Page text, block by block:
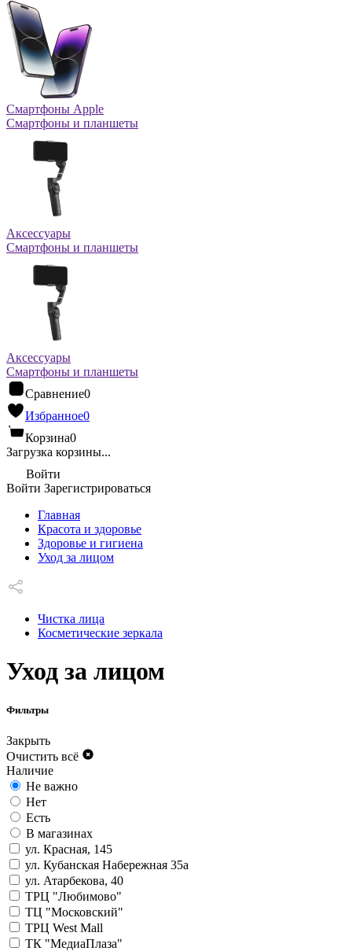
Смартфоны Apple
Смартфоны и планшеты
Аксессуары
Смартфоны и планшеты
Аксессуары
Смартфоны и планшеты
Сравнение0
Избранное0
Корзина0
Загрузка корзины...
Войти
Войти Зарегистрироваться
Главная
Красота и здоровье
Здоровье и гигиена
Уход за лицом
Чистка лица
Косметические зеркала
Уход за лицом
Фильтры
Закрыть
Очистить всё
Наличие
Не важно
Нет
Есть
В магазинах
ул. Красная, 145
ул. Кубанская Набережная 35а
ул. Атарбекова, 40
ТРЦ "Любимово"
ТЦ "Московский"
ТРЦ West Mall
ТК "МедиаПлаза"